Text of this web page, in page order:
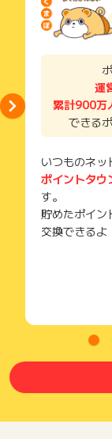
運
累計900万
できる
いつものネッ
ポイントタウ
す。
貯めたポイン
交換できるよ